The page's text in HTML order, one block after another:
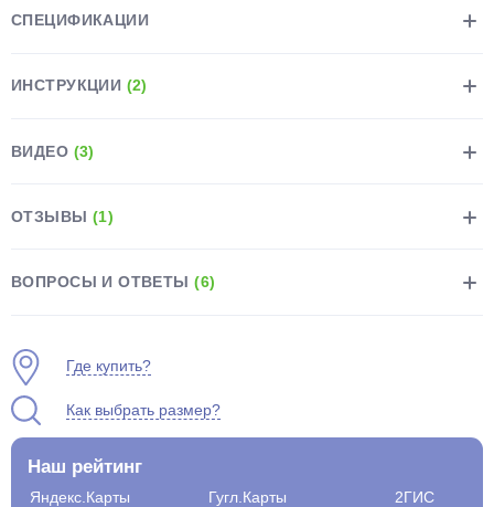
СПЕЦИФИКАЦИИ
ИНСТРУКЦИИ (2)
ВИДЕО (3)
ОТЗЫВЫ (1)
ВОПРОСЫ И ОТВЕТЫ(6)
Где купить?
Как выбрать размер?
Наш рейтинг
Яндекс.Карты
Гугл.Карты
2ГИС